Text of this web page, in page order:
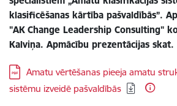
klasificēšanas kārtība pašvaldībās”.
"AK Change Leadership Consulting"
Kalviņa. Apmācību prezentācijas skat.
Lejupielādēt:
Amatu vērtēšanas pieeja amatu
sistēmu izveidē pašvaldībās